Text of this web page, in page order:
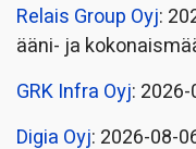
Relais Group Oyj:
ääni- ja
GRK Infra Oyj:
Digia Oyj: 2026-08-